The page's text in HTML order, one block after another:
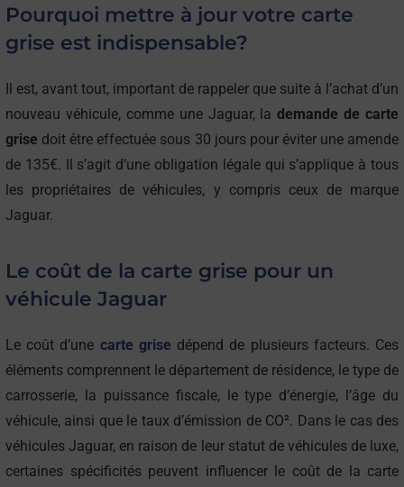
Pourquoi mettre à jour votre carte
grise est indispensable?
Il est, avant tout, important de rappeler que suite à l’achat d’un
nouveau véhicule, comme une Jaguar, lademande de carte
grise doit être effectuée sous 30 jours pour éviter une amende
de 135€. Il s’agit d’une obligation légale qui s’applique à tous
les propriétaires de véhicules, y compris ceux de marque
Jaguar.
Le coût de la carte grise pour un
véhicule Jaguar
Le coût d’une carte grise dépend de plusieurs facteurs. Ces
éléments comprennent le département de résidence, le type de
carrosserie, la puissance fiscale, le type d’énergie, l’âge du
véhicule, ainsi que le taux d’émission de CO². Dans le cas des
véhicules Jaguar, en raison de leur statut de véhicules de luxe,
certaines spécificités peuvent influencer le coût de la carte